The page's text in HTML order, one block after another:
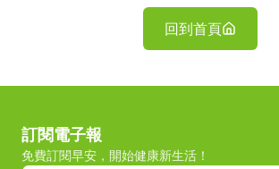
回到首頁
訂閱電子報
免費訂閱早安，開始健康新生活！